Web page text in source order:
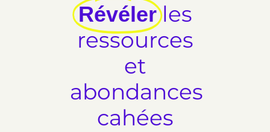
Révéler les
ressources
et
abondances
cahées